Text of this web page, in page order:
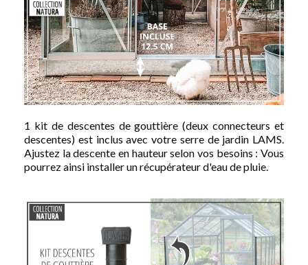
1 kit de descentes de gouttière (deux connecteurs et
descentes) est inclus avec votre serre de jardin LAMS.
Ajustez la descente en hauteur selon vos besoins : Vous
pourrez ainsi installer un récupérateur d'eau de pluie.